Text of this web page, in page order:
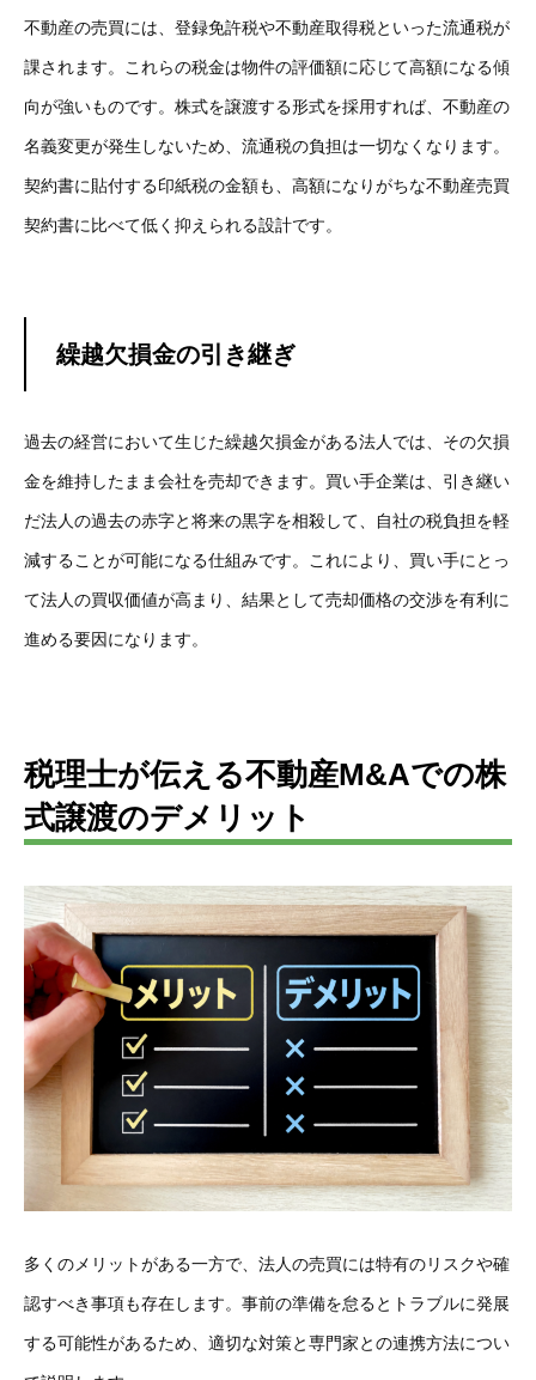
不動産の売買には、登録免許税や不動産取得税といった流通税が
課されます。これらの税金は物件の評価額に応じて高額になる傾
向が強いものです。株式を譲渡する形式を採用すれば、不動産の
名義変更が発生しないため、流通税の負担は一切なくなります。
契約書に貼付する印紙税の金額も、高額になりがちな不動産売買
契約書に比べて低く抑えられる設計です。
繰越欠損金の引き継ぎ
過去の経営において生じた繰越欠損金がある法人では、その欠損
金を維持したまま会社を売却できます。買い手企業は、引き継い
だ法人の過去の赤字と将来の黒字を相殺して、自社の税負担を軽
減することが可能になる仕組みです。これにより、買い手にとっ
て法人の買収価値が高まり、結果として売却価格の交渉を有利に
進める要因になります。
税理士が伝える不動産M&Aでの株
式譲渡のデメリット
多くのメリットがある一方で、法人の売買には特有のリスクや確
認すべき事項も存在します。事前の準備を怠るとトラブルに発展
する可能性があるため、適切な対策と専門家との連携方法につい